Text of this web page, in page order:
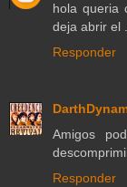
hola queria
deja abrir el
Responder
Amigos
Responder